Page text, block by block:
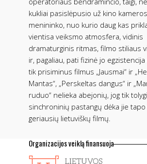
kukliai pasislėpusio už kino
menininko, nuo kurio daug kas
vientisa veiksmo atmosfera, vidinis
dramaturginis ritmas, filmo stiliaus
ir, pagaliau, pati fizinė jo
tik prisiminus filmus „Jausmai“ ir
Mantas“, „Perskeltas dangus“ ir
ruduo“ nelieka abejonių, jog tik
sinchroninių pastangų dėka jie tapo
geriausių lietuviškų filmų.
Organizacijos veiklą finansuoja